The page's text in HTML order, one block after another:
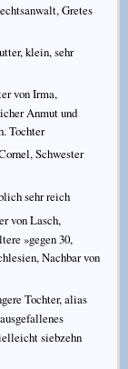
Gretes
klein, sehr
von Irma,
Anmut und
Tochter
Schwester
sehr reich
von Lasch,
»gegen 30,
Nachbar von
Tochter, alias
siebzehn